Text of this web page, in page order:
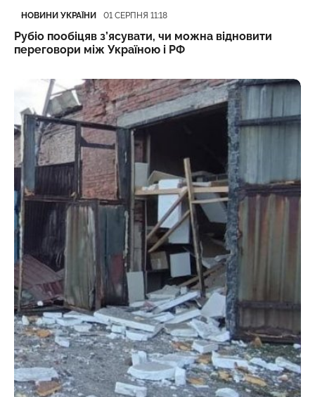
Категорія
НОВИНИ УКРАЇНИ
Дата публікації 01 СЕРПНЯ 11:18
Рубіо пообіцяв з’ясувати, чи можна відновити
переговори між Україною і РФ